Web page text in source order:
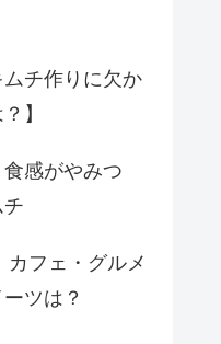
チ作りに欠か
】
食感がやみつ
カフェ・グルメ
ツは？